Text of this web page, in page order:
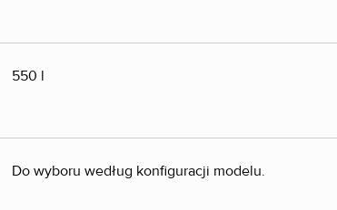
550 l
Do wyboru według konfiguracji modelu.